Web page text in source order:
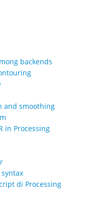
backends
and smoothing
in Processing
syntax
di Processing